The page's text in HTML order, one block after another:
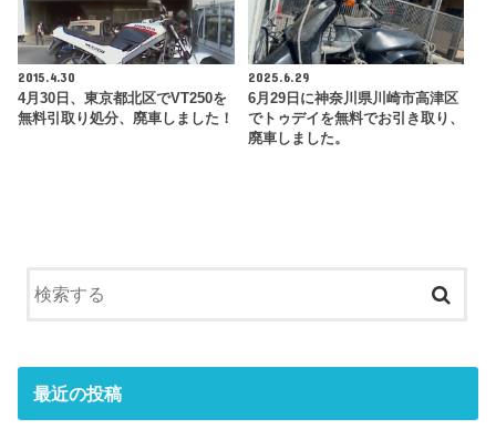
2015.4.30
4月30日、東京都北区でVT250を
無料引取り処分、廃車しました！
2025.6.29
6月29日に神奈川県川崎市高津区
でトゥデイを無料でお引き取り、
廃車しました。
最近の投稿